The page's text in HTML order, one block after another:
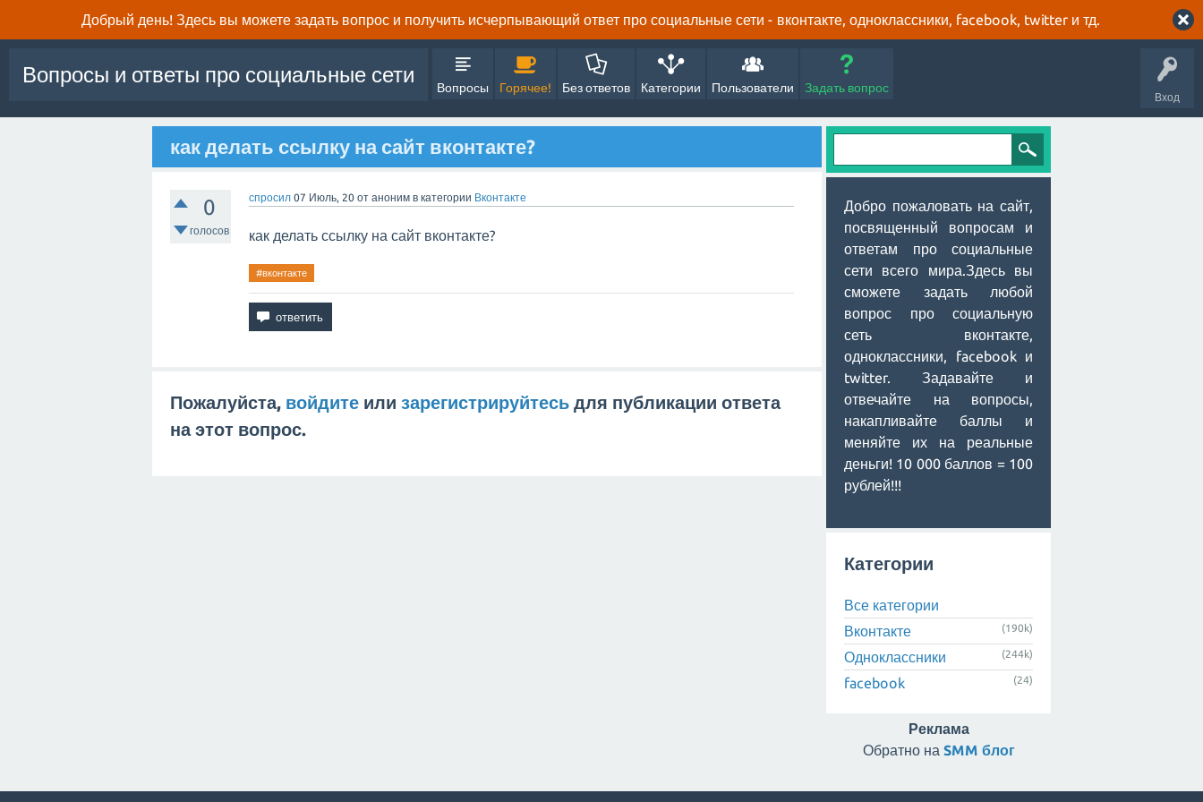
Добрый день! Здесь вы можете задать вопрос и получить исчерпывающий ответ про социальные сети - вконтакте, одноклассники, facebook, twitter и тд.
Вход
Вопросы и ответы про социальные сети
Вопросы Горячее! Без ответов Категории Пользователи Задать вопрос
как делать ссылку на сайт вконтакте?
0
голосов
спросил 07 Июль, 20 от аноним в категории Вконтакте
как делать ссылку на сайт вконтакте?
#вконтакте
Пожалуйста, войдите или зарегистрируйтесь для публикации ответа
на этот вопрос.
Добро пожаловать на сайт,
посвященный вопросам и
ответам про социальные
сети всего мира.Здесь вы
сможете задать любой
вопрос про социальную
сеть вконтакте,
одноклассники, facebook и
twitter. Задавайте и
отвечайте на вопросы,
накапливайте баллы и
меняйте их на реальные
деньги! 10 000 баллов = 100
рублей!!!
Категории
Все категории
Вконтакте
(190k)
Одноклассники (244k)
facebook (24)
Реклама
Обратно на SMM блог